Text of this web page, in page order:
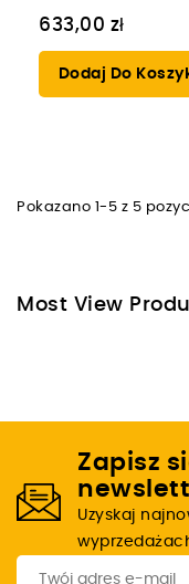
633,00 zł
Dodaj Do
Pokazano 1-5 z 5
Most View
Zapisz
Uzyskaj